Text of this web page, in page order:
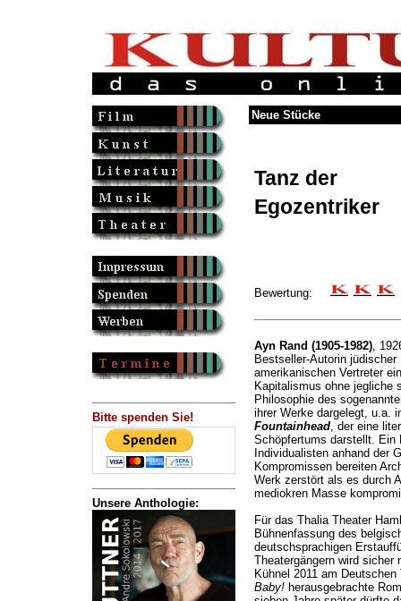
Bitte spenden Sie!
Unsere Anthologie:
Neue Stücke
Tanz der
Egozentriker
Bewertung:
Ayn Rand (1905-1982),
Bestseller-Autorin
amerikanischen Vertreter
Kapitalismus ohne jegliche
Philosophie des
ihrer Werke dargelegt, u.a.
Fountainhead, der eine
Schöpfertums darstellt. Ein
Individualisten anhand der
Kompromissen bereiten
Werk zerstört als es durch
mediokren Masse
Für das Thalia Theater
Bühnenfassung des
deutschsprachigen
Theatergängern wird sicher
Kühnel 2011 am
Baby!herausgebrachte